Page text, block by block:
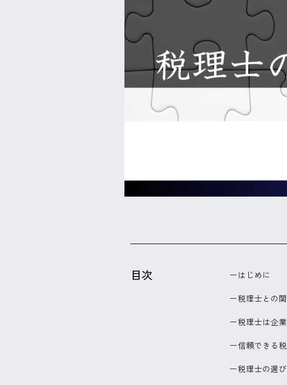
目次
はじめに
税理士との
税理士は企
信頼できる
税理士の選